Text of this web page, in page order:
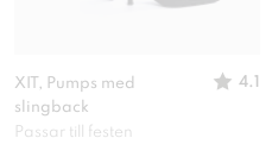
XIT, Pumps med
slingback
4.1
Passar till festen